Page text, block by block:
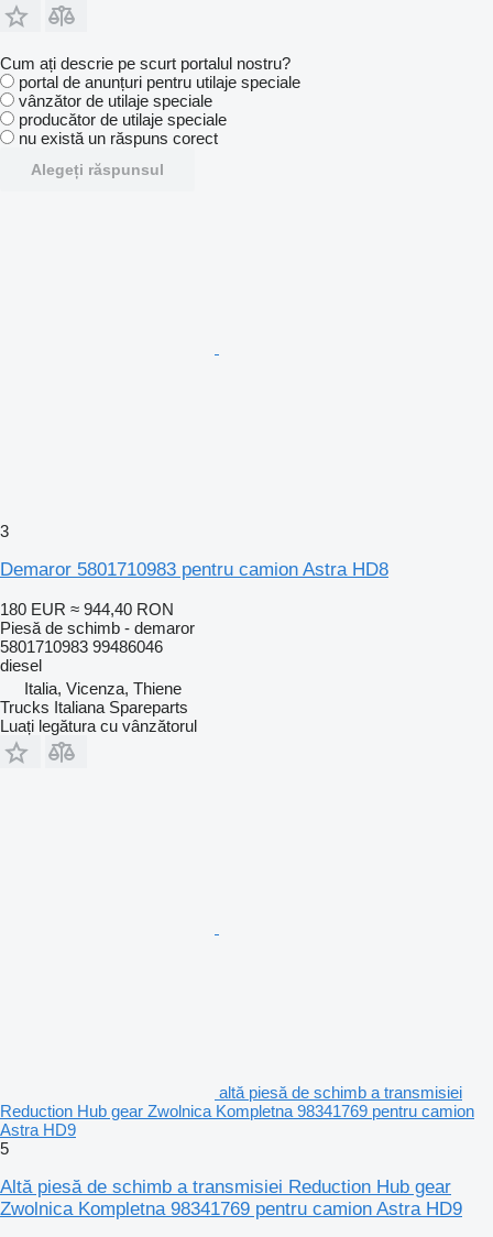
Cum ați descrie pe scurt portalul nostru?
portal de anunțuri pentru utilaje speciale
vânzător de utilaje speciale
producător de utilaje speciale
nu există un răspuns corect
Alegeți răspunsul
3
Demaror 5801710983 pentru camion Astra HD8
180 EUR ≈ 944,40 RON
Piesă de schimb - demaror
5801710983 99486046
diesel
Italia, Vicenza, Thiene
Trucks Italiana Spareparts
Luați legătura cu vânzătorul
altă piesă de schimb a transmisiei
Reduction Hub gear Zwolnica Kompletna 98341769 pentru camion
Astra HD9
5
Altă piesă de schimb a transmisiei Reduction Hub gear
Zwolnica Kompletna 98341769 pentru camion Astra HD9